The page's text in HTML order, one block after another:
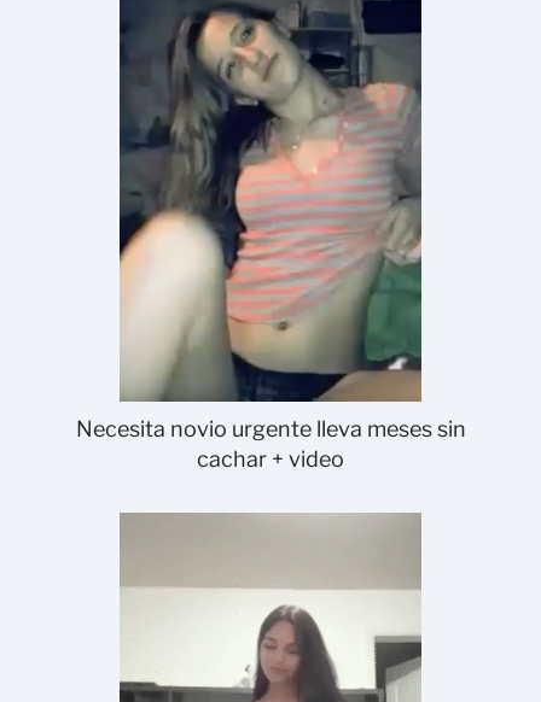
Necesita novio urgente lleva meses sin
cachar + video